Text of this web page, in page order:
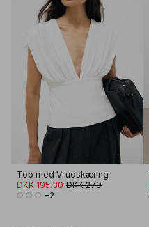
Top med V-udskæring
DKK 195.30 DKK 279
+2